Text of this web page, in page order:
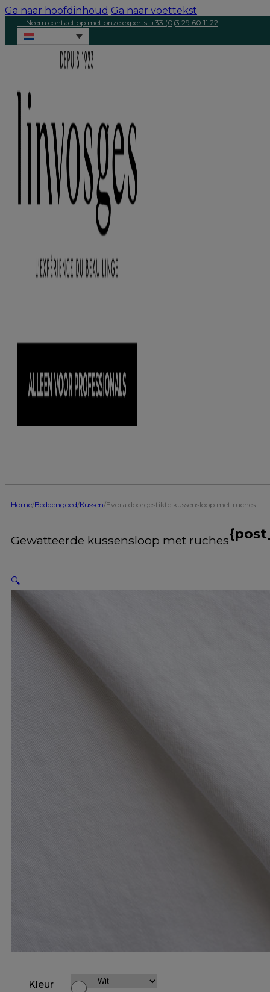
Ga naar hoofdinhoud Ga naar voettekst
Neem contact op met onze experts: +33 (0)3 29 60 11 22
Home/Beddengoed/Kussen/Evora doorgestikte kussensloop met ruches
Gewatteerde kussensloop met ruches
🔍
Kleur